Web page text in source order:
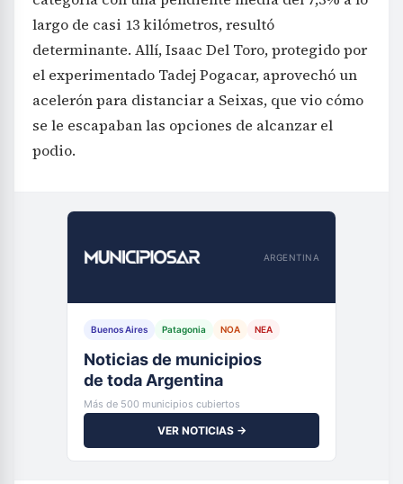
largo de casi 13 kilómetros, resultó
determinante. Allí, Isaac Del Toro, protegido por
el experimentado Tadej Pogacar, aprovechó un
acelerón para distanciar a Seixas, que vio cómo
se le escapaban las opciones de alcanzar el
podio.
ARGENTINA
Buenos Aires Patagonia NOA NEA
Noticias de municipios
de toda Argentina
Más de 500 municipios cubiertos
VER NOTICIAS →